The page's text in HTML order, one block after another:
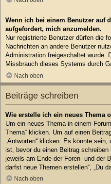
Wenn ich bei einem Benutzer auf
aufgefordert, mich anzumelden.
Nur registrierte Benutzer dürfen die
Nachrichten an andere Benutzer
Administration freigeschaltet wurde.
Missbrauch dieses Systems durch
Nach oben
Beiträge schreiben
Wie erstelle ich ein neues Thema
Um ein neues Thema in einem
Thema“ klicken. Um auf einen
„Antworten“ klicken. Es könnte
ist, bevor du einen Beitrag
jeweils am Ende der Foren- und der
darfst neue Themen erstellen“, „Du
Nach oben